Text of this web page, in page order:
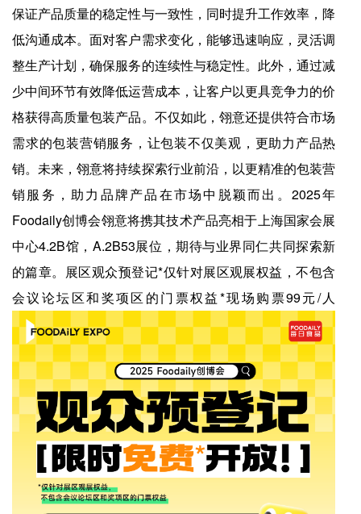
保证产品质量的稳定性与一致性，同时提升工作效率，降
低沟通成本。面对客户需求变化，能够迅速响应，灵活调
整生产计划，确保服务的连续性与稳定性。此外，通过减
少中间环节有效降低运营成本，让客户以更具竞争力的价
格获得高质量包装产品。不仅如此，翎意还提供符合市场
需求的包装营销服务，让包装不仅美观，更助力产品热
销。未来，翎意将持续探索行业前沿，以更精准的包装营
销服务，助力品牌产品在市场中脱颖而出。2025年
Foodaily创博会翎意将携其技术产品亮相于上海国家会展
中心4.2B馆，A.2B53展位，期待与业界同仁共同探索新
的篇章。展区观众预登记*仅针对展区观展权益，不包含
会议论坛区和奖项区的门票权益*现场购票99元/人